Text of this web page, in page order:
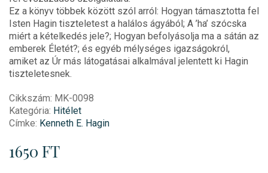
Ez a könyv többek között szól arról: Hogyan támasztotta fel
Isten Hagin tiszteletest a halálos ágyából; A ’ha’ szócska
miért a kételkedés jele?; Hogyan befolyásolja ma a sátán az
emberek Életét?; és egyéb mélységes igazságokról,
amiket az Úr más látogatásai alkalmával jelentett ki Hagin
tiszteletesnek.
Cikkszám: MK-0098
Kategória: Hitélet
Címke: Kenneth E. Hagin
1650 FT